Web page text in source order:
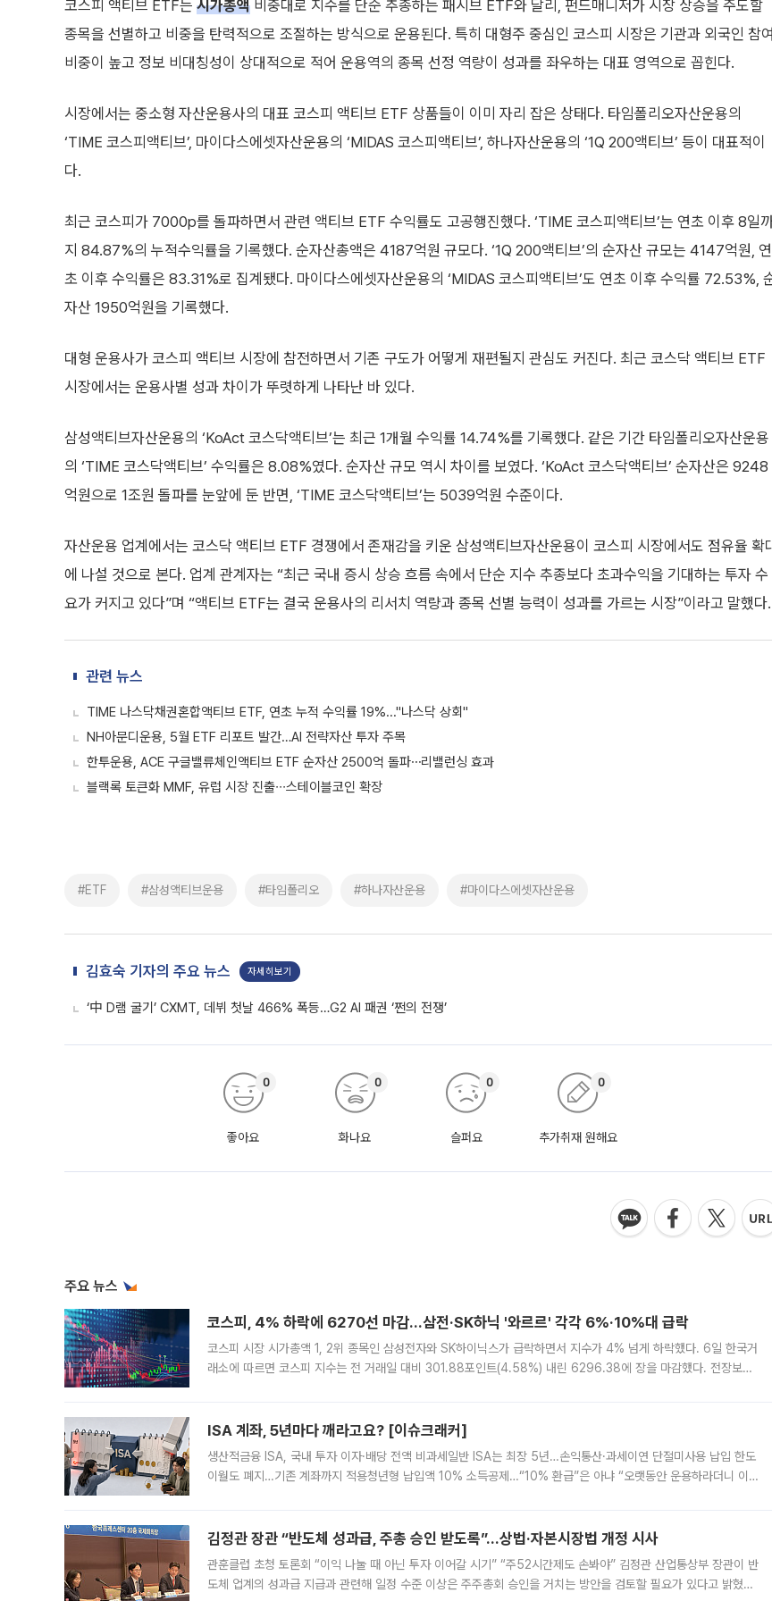
대형 운용사가 코스피 액티브 시장에 참전하면서 기존 구도가 어떻게 재편될지 관심도 커진다. 최근 코스닥 액티브 ETF
시장에서는 운용사별 성과 차이가 뚜렷하게 나타난 바 있다.
의 ‘TIME 코스닥액티브’ 수익률은 8.08%였다. 순자산 규모 역시 차이를 보였다. ‘KoAct 코스닥액티브’ 순자산은 9248
억원으로 1조원 돌파를 눈앞에 둔 반면, ‘TIME 코스닥액티브’는 5039억원 수준이다.
에 나설 것으로 본다. 업계 관계자는 “최근 국내 증시 상승 흐름 속에서 단순 지수 추종보다 초과수익을 기대하는 투자 수
요가 커지고 있다”며 “액티브 ETF는 결국 운용사의 리서치 역량과 종목 선별 능력이 성과를 가르는 시장”이라고 말했다.
TIME 나스닥채권혼합액티브 ETF, 연초 누적 수익률 19%..."나스닥 상회"
NH아문디운용, 5월 ETF 리포트 발간…AI 전략자산 투자 주목
블랙록 토큰화 MMF, 유럽 시장 진출∙∙∙스테이블코인 확장
#ETF #삼성액티브운용 #타임폴리오 #하나자산운용 #마이다스에셋자산운용
좋아요
0
화나요
0
코스피, 4% 하락에 6270선 마감…삼전·SK하닉 '와르르' 각각 6%·10%대 급락
코스피 시장 시가총액 1, 2위 종목인 삼성전자와 SK하이닉스가 급락하면서 지수가 4% 넘게 하락했다. 6일 한국거
1.81% 내린 6478.75에 출발한 코스피는 장중 한때 6550.94까지 오르기도 했으나 6238.32까지 밀리기도 했
ISA 계좌, 5년마다 깨라고요? [이슈크래커]
생산적금융 ISA, 국내 투자 이자·배당 전액 비과세일반 ISA는 최장 5년…손익통산·과세이연 단절미사용 납입 한도
이월도 폐지…기존 계좌까지 적용청년형 납입액 10% 소득공제…“10% 환급”은 아냐 “오랫동안 운용하라더니 이제
편을
관훈클럽 초청 토론회 “이익 나눌 때 아닌 투자 이어갈 시기” “주52시간제도 손봐야” 김정관 산업통상부 장관이 반
도체 업계의 성과급 지급과 관련해 일정 수준 이상은 주주총회 승인을 거치는 방안을 검토할 필요가 있다고 밝혔다.
정부 세제 개편에 “매물 잠김·전월세 불안” 우려재개발·재건축 활성화 및 비아파트 공급 확대 촉구 정부와 서울시의
부동산 해법 전쟁이 본격화하고 있다. 정부가 고가주택과 비거주 1주택자 등의 세 부담을 높여 수요를 억제하는 카
드를 꺼내자 서울시는 전·월세 부담만 키울 것이라며 세금이 아닌 공급이 근본적인 처방이라고 전면 반박했다.
이재명 대통령은 6일 사상 최악의 폭염과 관련해 "사실상 국가적인 기후 재난"이라며 취약계층 보호와 야외 노동자
안전 등 인명 피해를 막는 데 모든 행정력을 총동원하라고 지시했다. 아울러 반복되는 극한 기후에 대비해 폭염 대응
인프라 확충 계획을 내년도 예산안에 반영하는 방안도 검토하라고 주문했다. 이 대통령은 이날 폭염·가뭄 대
IPO 앞두고 수익성 제고 나서 중국 대표 AI 기업 딥시크가 6일 AI 서비스 전반의 가격을 대폭 인상한다고 예고했다.
그동안 ‘초저가 전략’으로 미국과 중국 경쟁사들을 압박하며 시장 판도를 뒤흔들어온 만큼 이례적인 전략 변화로 평
가된다. 블룸버그통신에 따르면 딥시크는 이날 공지를 통해 구체적인 인상 폭은 공개하지 않았지만 상당한 수